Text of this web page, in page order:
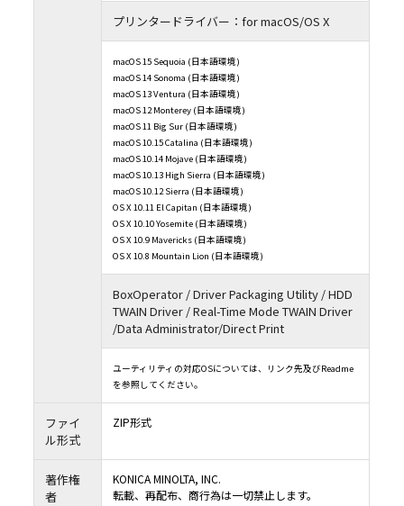
プリンタードライバー：for macOS/OS X
macOS 15 Sequoia (日本語環境)
macOS 14 Sonoma (日本語環境)
macOS 13 Ventura (日本語環境)
macOS 12 Monterey (日本語環境)
macOS 11 Big Sur (日本語環境)
macOS 10.15 Catalina (日本語環境)
macOS 10.14 Mojave (日本語環境)
macOS 10.13 High Sierra (日本語環境)
macOS 10.12 Sierra (日本語環境)
OS X 10.11 El Capitan (日本語環境)
OS X 10.10 Yosemite (日本語環境)
OS X 10.9 Mavericks (日本語環境)
OS X 10.8 Mountain Lion (日本語環境)
BoxOperator / Driver Packaging Utility / HDD
TWAIN Driver / Real-Time Mode TWAIN Driver
/Data Administrator/Direct Print
ユーティリティの対応OSについては、リンク先及びReadme
を参照してください。
ファイ
ル形式
ZIP形式
著作権
者
KONICA MINOLTA, INC.
転載、再配布、商行為は一切禁止します。